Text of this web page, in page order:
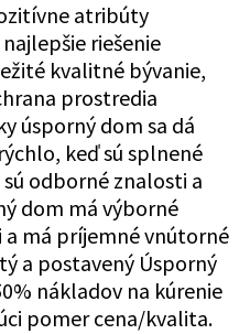
atribúty
riešenie
kvalitné bývanie,
prostredia
úsporný dom sa dá
keď sú splnené
odborné znalosti a
dom má výborné
má príjemné vnútorné
a postavený Úsporný
nákladov na kúrenie
pomer cena/kvalita.